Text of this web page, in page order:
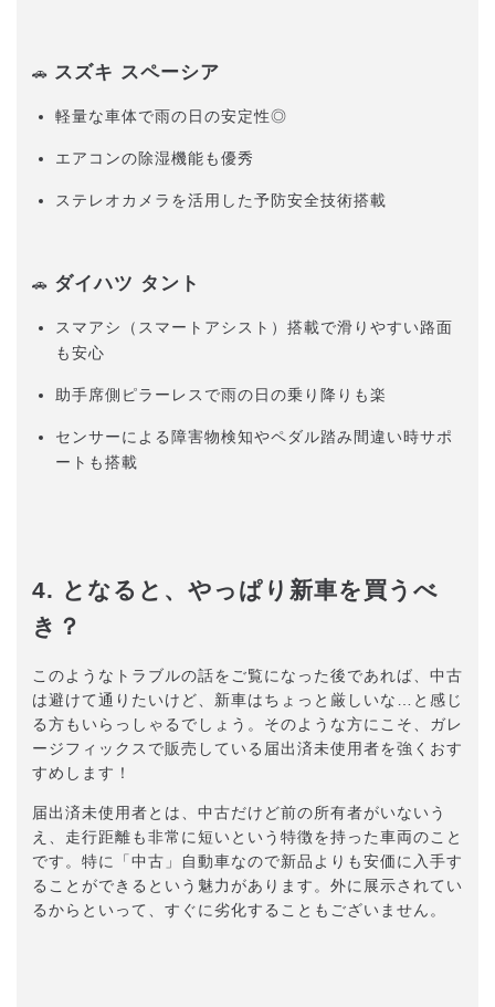
🚗 スズキ スペーシア
軽量な車体で雨の日の安定性◎
エアコンの除湿機能も優秀
ステレオカメラを活用した予防安全技術搭載
🚗 ダイハツ タント
スマアシ（スマートアシスト）搭載で滑りやすい路面
も安心
助手席側ピラーレスで雨の日の乗り降りも楽
センサーによる障害物検知やペダル踏み間違い時サポ
ートも搭載
4. となると、やっぱり新車を買うべ
き？
このようなトラブルの話をご覧になった後であれば、中古
は避けて通りたいけど、新車はちょっと厳しいな…と感じ
る方もいらっしゃるでしょう。そのような方にこそ、ガレ
ージフィックスで販売している届出済未使用者を強くおす
すめします！
届出済未使用者とは、中古だけど前の所有者がいないう
え、走行距離も非常に短いという特徴を持った車両のこと
です。特に「中古」自動車なので新品よりも安価に入手す
ることができるという魅力があります。外に展示されてい
るからといって、すぐに劣化することもございません。